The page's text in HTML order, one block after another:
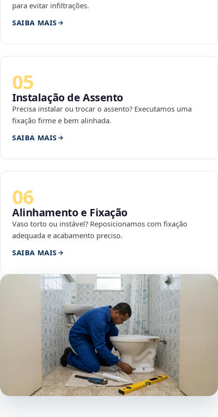
para evitar infiltrações.
SAIBA MAIS
05
Instalação de Assento
Precisa instalar ou trocar o assento? Executamos uma
fixação firme e bem alinhada.
SAIBA MAIS
06
Alinhamento e Fixação
Vaso torto ou instável? Reposicionamos com fixação
adequada e acabamento preciso.
SAIBA MAIS